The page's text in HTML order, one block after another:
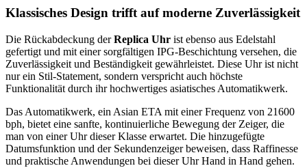
Klassisches Design trifft auf moderne Zuverlässigkeit
Die Rückabdeckung derReplica Uhr ist ebenso aus Edelstahl
gefertigt und mit einer sorgfältigen IPG-Beschichtung versehen, die
Zuverlässigkeit und Beständigkeit gewährleistet. Diese Uhr ist nicht
nur ein Stil-Statement, sondern verspricht auch höchste
Funktionalität durch ihr hochwertiges asiatisches Automatikwerk.
Das Automatikwerk, ein Asian ETA mit einer Frequenz von 21600
bph, bietet eine sanfte, kontinuierliche Bewegung der Zeiger, die
man von einer Uhr dieser Klasse erwartet. Die hinzugefügte
Datumsfunktion und der Sekundenzeiger beweisen, dass Raffinesse
und praktische Anwendungen bei dieser Uhr Hand in Hand gehen.